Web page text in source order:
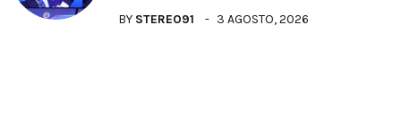
BY STEREO91 3 AGOSTO, 2026